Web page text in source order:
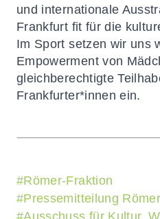
und internationale
Frankfurt fit für die
Im Sport setzen wir uns
Empowerment von
gleichberechtigte
Frankfurter*innen ein.
#Römer-Fraktion
#Pressemitteilung
#Ausschuss für Kultur,